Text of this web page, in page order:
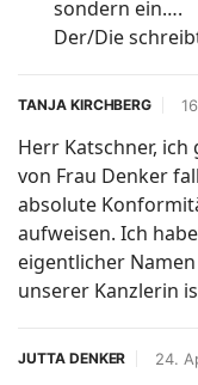
sondern ein….
Der/Die
TANJA KIRCHBERG
Herr Katschner,
von Frau Denker
absolute
aufweisen. Ich
eigentlicher
unserer Kanzlerin
JUTTA DENKER 24.